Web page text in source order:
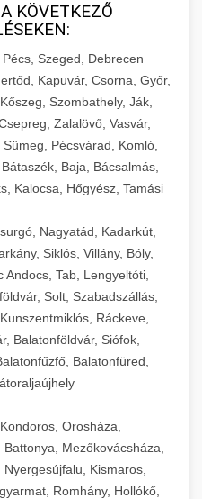
KÖVETKEZŐ
Szeged, Debrecen
Kapuvár, Csorna, Győr,
Szombathely, Ják,
Zalalövő, Vasvár,
Pécsvárad, Komló,
Baja, Bácsalmás,
Kalocsa, Hőgyész, Tamási
Nagyatád, Kadarkút,
Siklós, Villány, Bóly,
Tab, Lengyeltóti,
Solt, Szabadszállás,
Ráckeve,
Balatonföldvár, Siófok,
Balatonfüred,
Orosháza,
Mezőkovácsháza,
Kismaros,
Romhány, Hollókő,